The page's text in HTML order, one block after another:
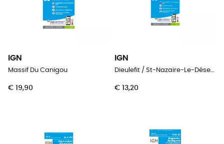
IGN
Massif Du Canigou
€ 19,90
IGN
Dieulefit / St-Nazaire-Le-Désert / Forêt De Saou
€ 13,20